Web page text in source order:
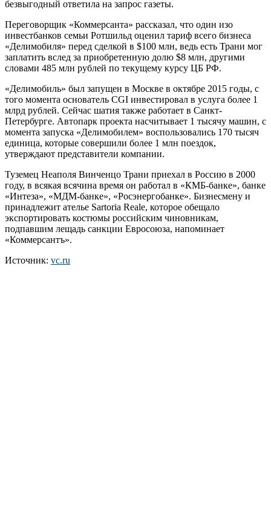
безвыгодный ответила на запрос газеты.
Переговорщик «Коммерсанта» рассказал, что один изо
инвестбанков семьи Ротшильд оценил тариф всего бизнеса
«Делимобиля» перед сделкой в $100 млн, ведь есть Трани мог
заплатить вслед за приобретенную долю $8 млн, другими
словами 485 млн рублей по текущему курсу ЦБ РФ.
«Делимобиль» был запущен в Москве в октябре 2015 годы, с
того момента основатель CGI инвестировал в услуга более 1
млрд рублей. Сейчас шатия также работает в Санкт-
Петербурге. Автопарк проекта насчитывает 1 тысячу машин, с
момента запуска «Делимобилем» воспользовались 170 тысяч
единица, которые совершили более 1 млн поездок,
утверждают представители компании.
Туземец Неаполя Винченцо Трани приехал в Россию в 2000
году, в всякая всячина время он работал в «КМБ-банке», банке
«Интеза», «МДМ-банке», «Росэнергобанке». Бизнесмену и
принадлежит ателье Sartoria Reale, которое обещало
экспортировать костюмы российским чиновникам,
подпавшим лещадь санкции Евросоюза, напоминает
«Коммерсантъ».
Источник: vc.ru